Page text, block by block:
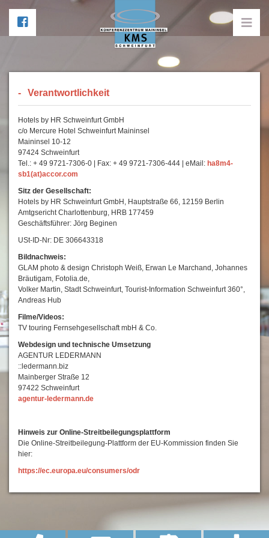
Verantwortlichkeit
Hotels by HR Schweinfurt GmbH
c/o Mercure Hotel Schweinfurt Maininsel
Maininsel 10-12
97424 Schweinfurt
Tel.: + 49 9721-7306-0 | Fax: + 49 9721-7306-444 | eMail: ha8m4-
sb1(at)accor.com
Sitz der Gesellschaft:
Hotels by HR Schweinfurt GmbH, Hauptstraße 66, 12159 Berlin
Amtgsericht Charlottenburg, HRB 177459
Geschäftsführer: Jörg Beginen
USt-ID-Nr: DE 306643318
Bildnachweis:
GLAM photo & design Christoph Weiß, Erwan Le Marchand, Johannes
Bräutigam, Fotolia.de,
Volker Martin, Stadt Schweinfurt, Tourist-Information Schweinfurt 360°,
Andreas Hub
Filme/Videos:
TV touring Fernsehgesellschaft mbH & Co.
Webdesign und technische Umsetzung
AGENTUR LEDERMANN
::ledermann.biz
Mainberger Straße 12
97422 Schweinfurt
agentur-ledermann.de
Hinweis zur Online-Streitbeilegungsplattform
Die Online-Streitbeilegung-Plattform der EU-Kommission finden Sie
hier:
https://ec.europa.eu/consumers/odr